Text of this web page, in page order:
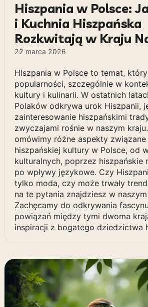
Hiszpania w Polsce:
i Kuchnia Hiszpańska
Rozkwitają w Kraju
22 marca 2026
Hiszpania w Polsce to temat,
popularności, szczególnie w
kultury i kulinarii. W ostatnich
Polaków odkrywa urok Hiszpanii,
zainteresowanie hiszpańskimi
zwyczajami rośnie w naszym
omówimy różne aspekty
hiszpańskiej kultury w Polsce, od
kulturalnych, poprzez hiszpańskie
po wpływy językowe. Czy
tylko moda, czy może trwały
na te pytania znajdziesz w
Zachęcamy do odkrywania
powiązań między tymi dwoma
inspiracji z bogatego dziedzictwa